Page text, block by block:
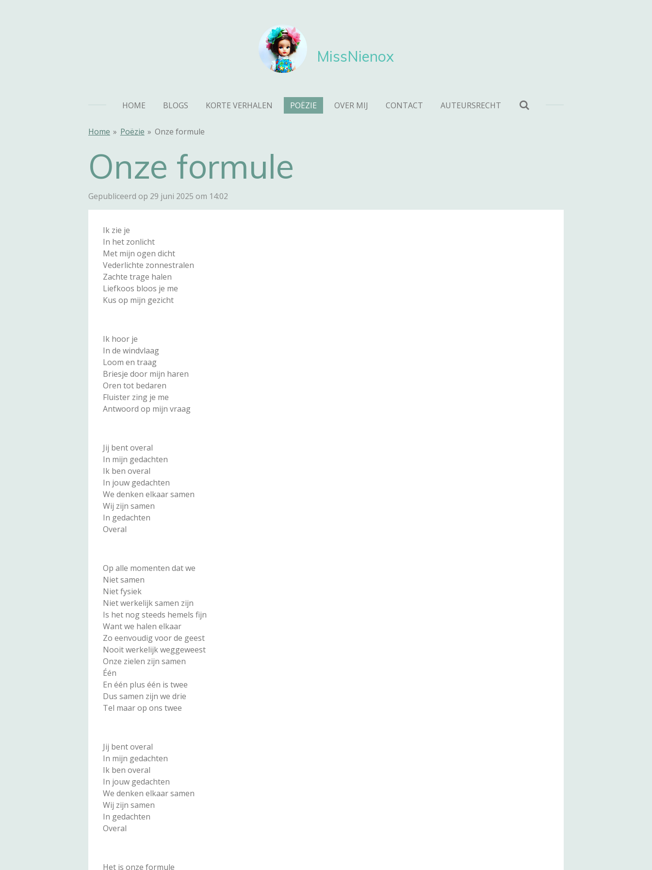
MissNienox
HOME BLOGS KORTE VERHALEN POËZIE OVER MIJ CONTACT AUTEURSRECHT
Home » Poëzie » Onze formule
Onze formule
Gepubliceerd op 29 juni 2025 om 14:02
Ik zie je
In het zonlicht
Met mijn ogen dicht
Vederlichte zonnestralen
Zachte trage halen
Liefkoos bloos je me
Kus op mijn gezicht
Ik hoor je
In de windvlaag
Loom en traag
Briesje door mijn haren
Oren tot bedaren
Fluister zing je me
Antwoord op mijn vraag
Jij bent overal
In mijn gedachten
Ik ben overal
In jouw gedachten
We denken elkaar samen
Wij zijn samen
In gedachten
Overal
Op alle momenten dat we
Niet samen
Niet fysiek
Niet werkelijk samen zijn
Is het nog steeds hemels fijn
Want we halen elkaar
Zo eenvoudig voor de geest
Nooit werkelijk weggeweest
Onze zielen zijn samen
Één
En één plus één is twee
Dus samen zijn we drie
Tel maar op ons twee
Jij bent overal
In mijn gedachten
Ik ben overal
In jouw gedachten
We denken elkaar samen
Wij zijn samen
In gedachten
Overal
Het is onze formule